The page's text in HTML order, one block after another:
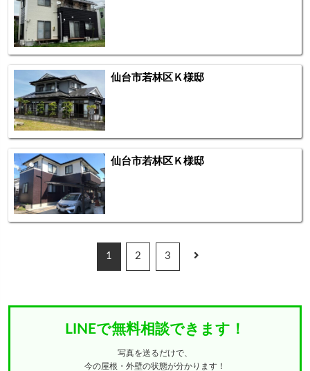
仙台市若林区Ｋ様邸
仙台市若林区Ｋ様邸
1 2 3
LINEで無料相談できます！
写真を送るだけで、
今の屋根・外壁の状態が分かります！